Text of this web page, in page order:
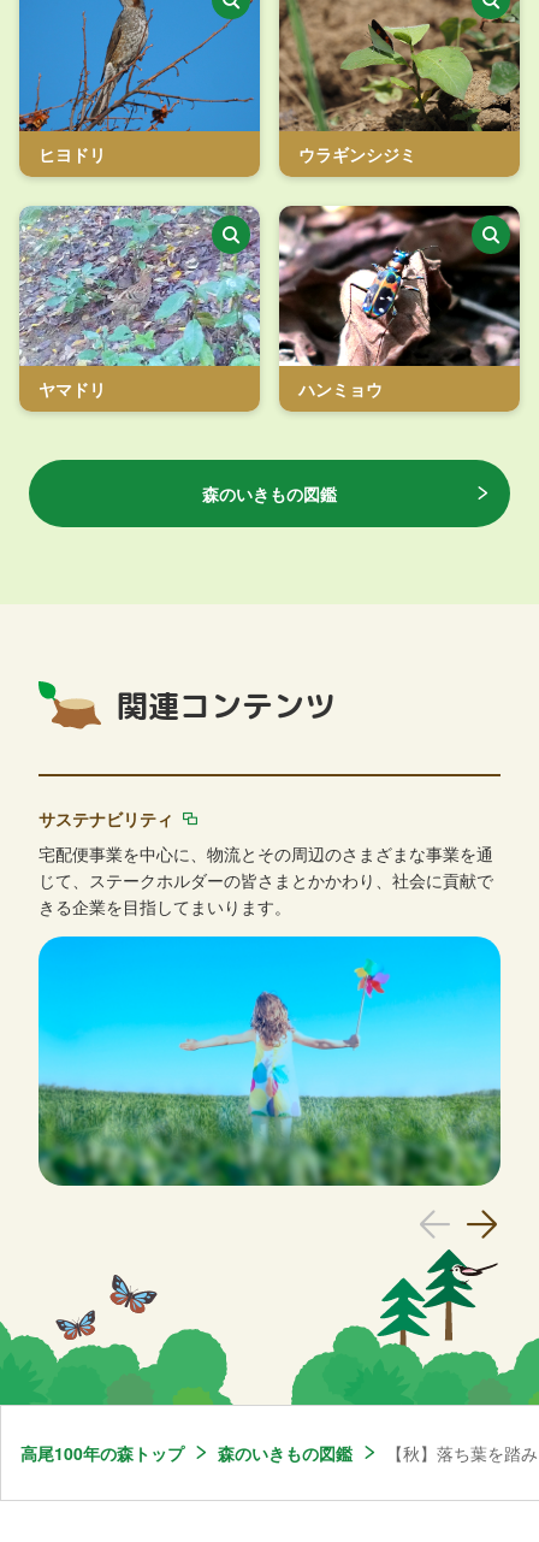
ヒヨドリ ウラギンシジミ
ヤマドリ ハンミョウ
森のいきもの図鑑
関連コンテンツ
サステナビリティ
宅配便事業を中心に、物流とその周辺のさまざまな事業を通
じて、ステークホルダーの皆さまとかかわり、社会に貢献で
きる企業を目指してまいります。
高尾100年の森トップ 森のいきもの図鑑 【秋】落ち葉を踏